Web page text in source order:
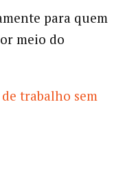
para quem
meio do
trabalho sem